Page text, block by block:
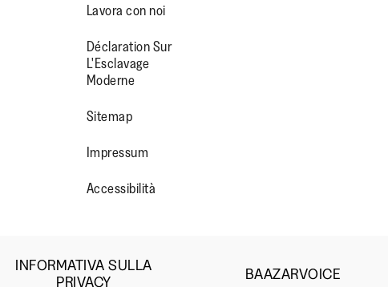
FITFLOPFOOTWEAR
Lavora con noi
Déclaration Sur
L'Esclavage
Moderne
Sitemap
Impressum
Accessibilità
INFORMATIVA SULLA
PRIVACY
BAAZARVOICE